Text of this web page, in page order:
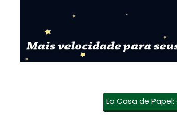
La Casa de